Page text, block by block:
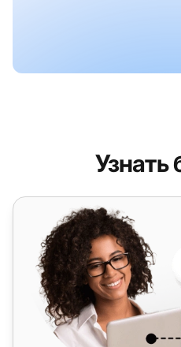
Узнать
Vanilla Telecoms